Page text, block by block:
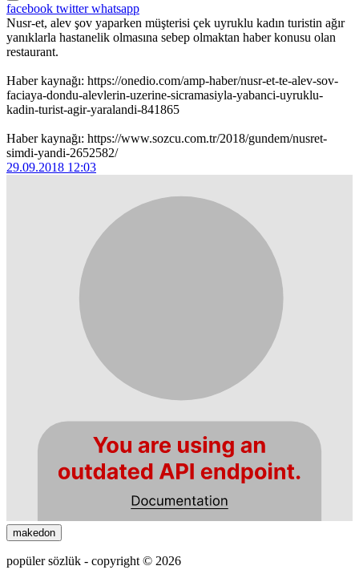
facebook twitterwhatsapp
Nusr-et, alev şov yaparken müşterisi çek uyruklu kadın turistin ağır
yanıklarla hastanelik olmasına sebep olmaktan haber konusu olan
restaurant.
Haber kaynağı: https://onedio.com/amp-haber/nusr-et-te-alev-sov-
faciaya-dondu-alevlerin-uzerine-sicramasiyla-yabanci-uyruklu-
kadin-turist-agir-yaralandi-841865
Haber kaynağı: https://www.sozcu.com.tr/2018/gundem/nusret-
simdi-yandi-2652582/
29.09.2018 12:03
makedon
popüler sözlük - copyright © 2026